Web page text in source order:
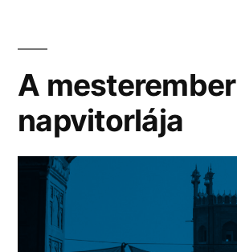
A mesterember
napvitorlája